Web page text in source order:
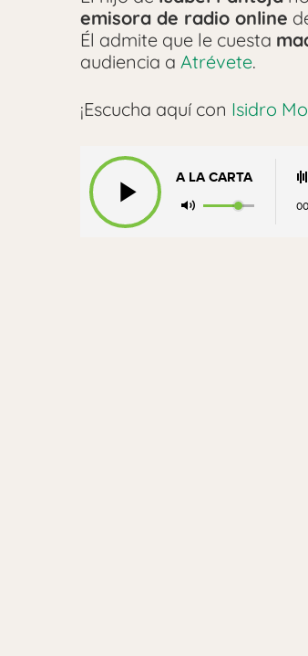
emisora de radio online
Él admite que le cuesta
audiencia a Atrévete.
¡Escucha aquí con Isidro
A LA CARTA